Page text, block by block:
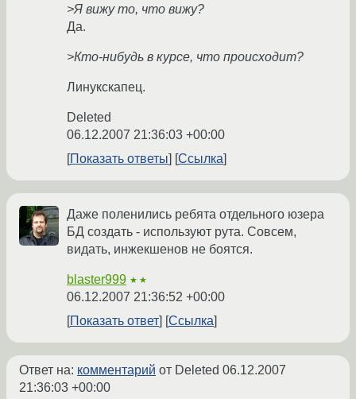
>Я вижу то, что вижу?
Да.
>Кто-нибудь в курсе, что происходит?
Линукскапец.
Deleted
06.12.2007 21:36:03 +00:00
Показать ответы
Ссылка
Даже поленились ребята отдельного юзера
БД создать - используют рута. Совсем,
видать, инжекшенов не боятся.
blaster999 ★★
06.12.2007 21:36:52 +00:00
Показать ответ
Ссылка
Ответ на: комментарий от Deleted 06.12.2007
21:36:03 +00:00